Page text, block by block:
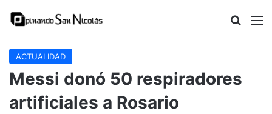
Buscar
ACTUALIDAD
Messi donó 50 respiradores
artificiales a Rosario